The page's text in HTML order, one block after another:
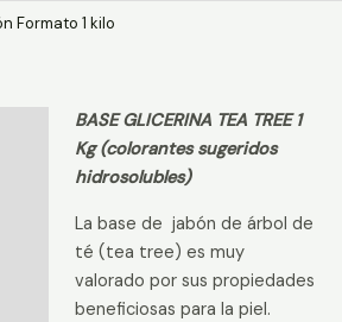
Formato 1 kilo
BASE GLICERINA TEA TREE 1
Kg (colorantes sugeridos
hidrosolubles)
La base de jabón de árbol de
té (tea tree) es muy
valorado por sus propiedades
beneficiosas para la piel.